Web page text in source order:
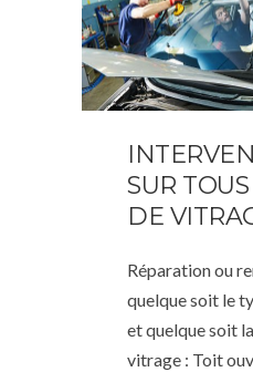
SUR
DE
Réparation ou
quelque soit le
et quelque soit
vitrage : Toit